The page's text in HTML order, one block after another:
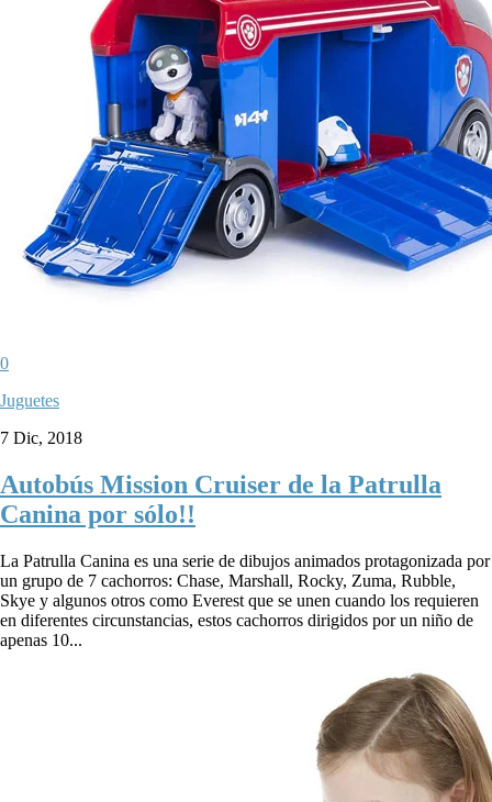
0
Juguetes
7 Dic, 2018
Autobús Mission Cruiser de la Patrulla
Canina por sólo!!
La Patrulla Canina es una serie de dibujos animados protagonizada por
un grupo de 7 cachorros: Chase, Marshall, Rocky, Zuma, Rubble,
Skye y algunos otros como Everest que se unen cuando los requieren
en diferentes circunstancias, estos cachorros dirigidos por un niño de
apenas 10...